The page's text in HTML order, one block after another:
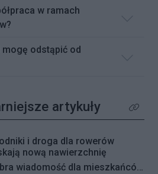
w ramach
odstąpić od
artykuły Kliknij
i droga dla rowerów
nową nawierzchnię
wiadomość dla mieszkańców